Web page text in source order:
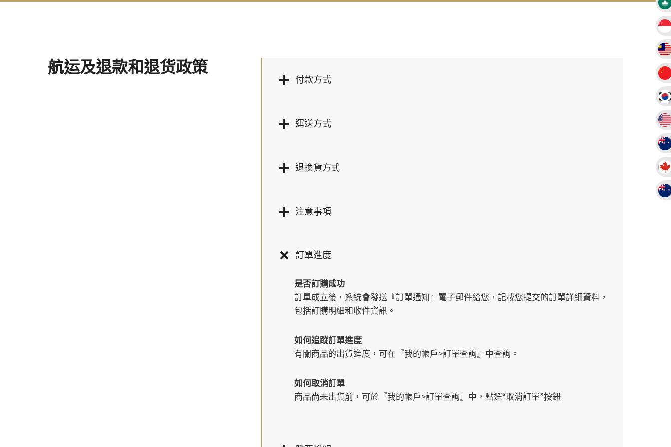
航运及退款和退货政策
付款方式
運送方式
退換貨方式
注意事項
訂單進度
是否訂購成功
訂單成立後，系統會發送『訂單通知』電子郵件給您，記載您提交的訂單詳細資料，
包括訂購明細和收件資訊。
如何追蹤訂單進度
有關商品的出貨進度，可在『我的帳戶>訂單查詢』中查詢。
如何取消訂單
商品尚未出貨前，可於『我的帳戶>訂單查詢』中，點選“取消訂單”按鈕